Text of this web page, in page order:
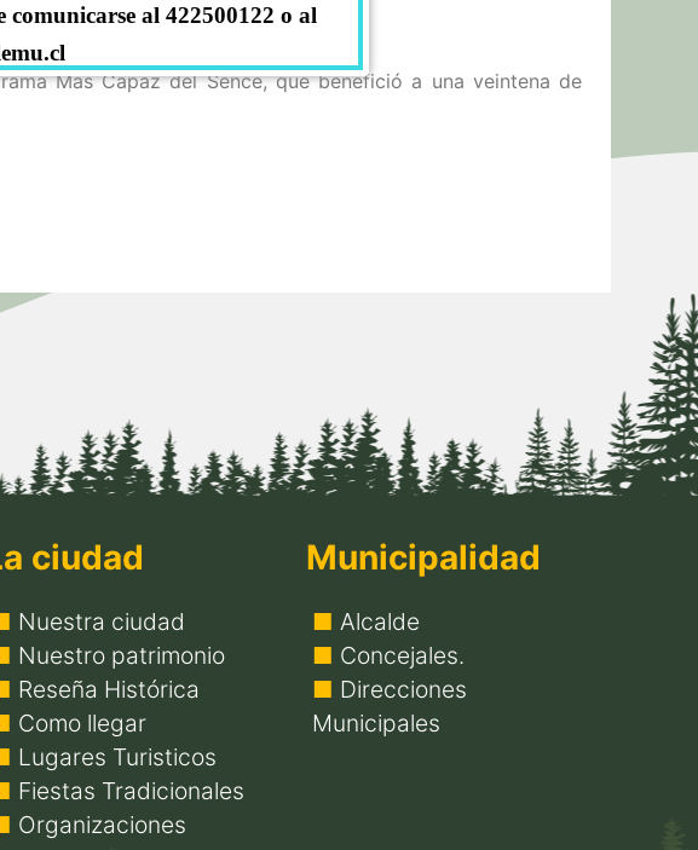
Más Capaz del Sence, que benefició a una veintena de
ciudad
Nuestra ciudad
Nuestro patrimonio
Reseña Histórica
Como llegar
Lugares Turisticos
Fiestas Tradicionales
Organizaciones
Municipalidad
Alcalde
Concejales.
Direcciones
Municipales
al 422500122 o al